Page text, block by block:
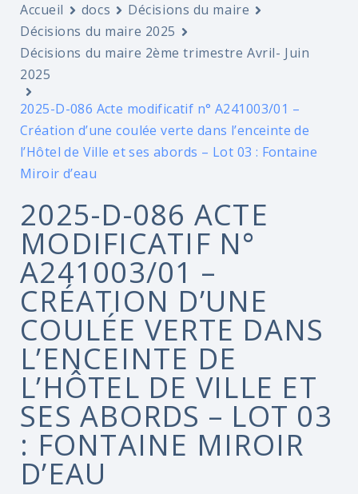
Accueil docs
Décisions du maire
Décisions du maire 2025
Décisions du maire 2ème trimestre Avril- Juin
2025
2025-D-086 Acte modificatif n° A241003/01 –
Création d’une coulée verte dans l’enceinte de
l’Hôtel de Ville et ses abords – Lot 03 : Fontaine
Miroir d’eau
2025-D-086 ACTE
MODIFICATIF N°
A241003/01 –
CRÉATION D’UNE
COULÉE VERTE DANS
L’ENCEINTE DE
L’HÔTEL DE VILLE ET
SES ABORDS – LOT 03
: FONTAINE MIROIR
D’EAU